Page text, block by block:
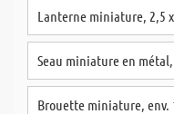
Lanterne miniature, 2,5
Seau miniature en
Brouette miniature, env.